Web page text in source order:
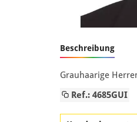
Beschreibung
Grauhaarige
Ref.: 4685GUI